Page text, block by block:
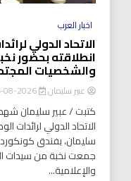
اخبار العرب
الاتحاد الدولي
انطلاقته بحضور
والشخصيات
عبير سليمان 2026-08-06
كتبت / عبير سليمان
الاتحاد الدولي لرائدات
سليمان، بفندق
جمعت نخبة من سيدات
والإعلامية...